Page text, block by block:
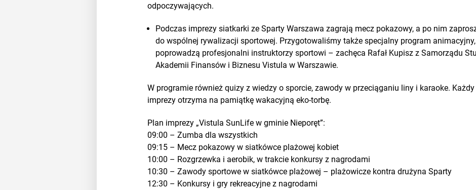
odpoczywających.
Podczas imprezy siatkarki ze Sparty Warszawa zagrają mecz pokazowy, a po nim
do wspólnej rywalizacji sportowej. Przygotowaliśmy także specjalny program
poprowadzą profesjonalni instruktorzy sportowi – zachęca Rafał Kupisz z Samorządu
Akademii Finansów i Biznesu Vistula w Warszawie.
W programie również quizy z wiedzy o sporcie, zawody w przeciąganiu liny i karaoke.
imprezy otrzyma na pamiątkę wakacyjną eko-torbę.
Plan imprezy „Vistula SunLife w gminie Nieporęt”:
09:00 – Zumba dla wszystkich
09:15 – Mecz pokazowy w siatkówce plażowej kobiet
10:00 – Rozgrzewka i aerobik, w trakcie konkursy z nagrodami
10:30 – Zawody sportowe w siatkówce plażowej – plażowicze kontra drużyna Sparty
12:30 – Konkursy i gry rekreacyjne z nagrodami